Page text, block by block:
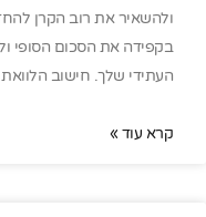
ולהשאיר את רוב הקרן
בקפידה את הסכום הסופי
העתידי שלך. חישוב הלוואת
קרא עוד »